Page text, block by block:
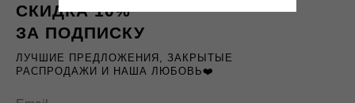
СКИДКА 10%
ЗА ПОДПИСКУ
ЛУЧШИЕ ПРЕДЛОЖЕНИЯ, ЗАКРЫТЫЕ
РАСПРОДАЖИ И НАША ЛЮБОВЬ❤️